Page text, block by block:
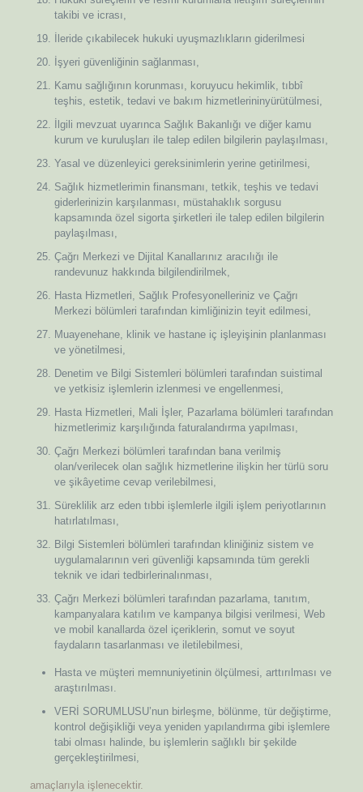
takibi ve icrası,
İleride çıkabilecek hukuki uyuşmazlıkların giderilmesi
İşyeri güvenliğinin sağlanması,
Kamu sağlığının korunması, koruyucu hekimlik, tıbbî
teşhis, estetik, tedavi ve bakım hizmetlerininyürütülmesi,
İlgili mevzuat uyarınca Sağlık Bakanlığı ve diğer kamu
kurum ve kuruluşları ile talep edilen bilgilerin paylaşılması,
Yasal ve düzenleyici gereksinimlerin yerine getirilmesi,
Sağlık hizmetlerimin finansmanı, tetkik, teşhis ve tedavi
giderlerinizin karşılanması, müstahaklık sorgusu
kapsamında özel sigorta şirketleri ile talep edilen bilgilerin
paylaşılması,
Çağrı Merkezi ve Dijital Kanallarınız aracılığı ile
randevunuz hakkında bilgilendirilmek,
Hasta Hizmetleri, Sağlık Profesyonelleriniz ve Çağrı
Merkezi bölümleri tarafından kimliğinizin teyit edilmesi,
Muayenehane, klinik ve hastane iç işleyişinin planlanması
ve yönetilmesi,
Denetim ve Bilgi Sistemleri bölümleri tarafından suistimal
ve yetkisiz işlemlerin izlenmesi ve engellenmesi,
Hasta Hizmetleri, Mali İşler, Pazarlama bölümleri tarafından
hizmetlerimiz karşılığında faturalandırma yapılması,
Çağrı Merkezi bölümleri tarafından bana verilmiş
olan/verilecek olan sağlık hizmetlerine ilişkin her türlü soru
ve şikâyetime cevap verilebilmesi,
Süreklilik arz eden tıbbi işlemlerle ilgili işlem periyotlarının
hatırlatılması,
Bilgi Sistemleri bölümleri tarafından kliniğiniz sistem ve
uygulamalarının veri güvenliği kapsamında tüm gerekli
teknik ve idari tedbirlerinalınması,
Çağrı Merkezi bölümleri tarafından pazarlama, tanıtım,
kampanyalara katılım ve kampanya bilgisi verilmesi, Web
ve mobil kanallarda özel içeriklerin, somut ve soyut
faydaların tasarlanması ve iletilebilmesi,
Hasta ve müşteri memnuniyetinin ölçülmesi, arttırılması ve
araştırılması.
VERİ SORUMLUSU’nun birleşme, bölünme, tür değiştirme,
kontrol değişikliği veya yeniden yapılandırma gibi işlemlere
tabi olması halinde, bu işlemlerin sağlıklı bir şekilde
gerçekleştirilmesi,
amaçlarıyla işlenecektir.